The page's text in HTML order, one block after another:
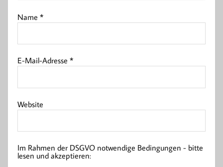
Name*
E-Mail-Adresse*
Website
Im Rahmen der DSGVO notwendige Bedingungen - bitte
lesen und akzeptieren: